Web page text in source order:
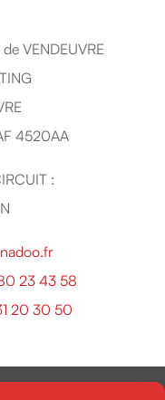
VENDEUVRE
4520AA
:
23 43 58
20 30 50